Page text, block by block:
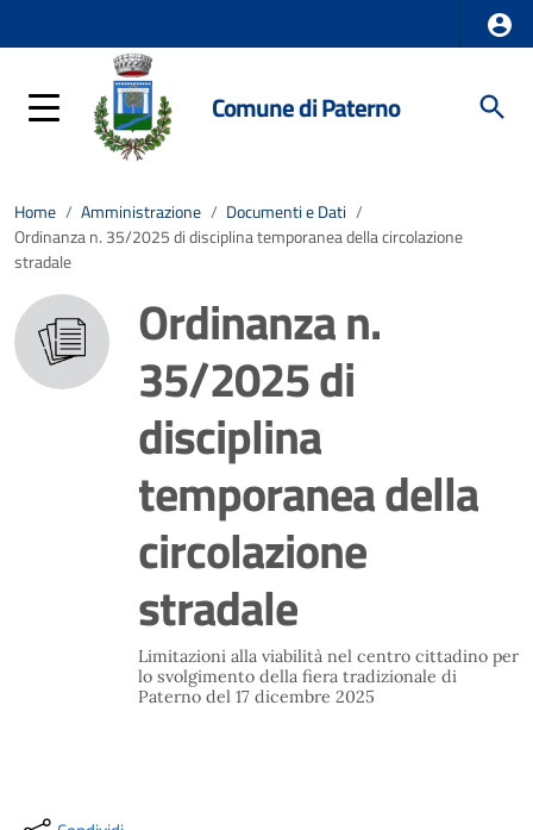
Comune di Paterno
Home / Amministrazione / Documenti e Dati /
Ordinanza n. 35/2025 di disciplina temporanea della circolazione
stradale
Ordinanza n.
35/2025 di
disciplina
temporanea della
circolazione
stradale
Limitazioni alla viabilità nel centro cittadino per
lo svolgimento della fiera tradizionale di
Paterno del 17 dicembre 2025